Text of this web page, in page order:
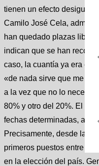
tienen un efecto desigual.
Camilo José Cela, admite
han quedado plazas
indican que se han
caso, la cuantía ya era
«de nada sirve que me
a la vez que no lo
80% y otro del 20%. El
fechas determinadas, así
Precisamente, desde la
primeros puestos entre
en la elección del país.